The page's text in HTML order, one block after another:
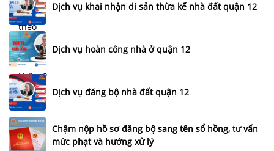
Dịch vụ khai nhận di sản thừa kế nhà đất quận 12
Dịch vụ hoàn công nhà ở quận 12
Dịch vụ đăng bộ nhà đất quận 12
Chậm nộp hồ sơ đăng bộ sang tên sổ hồng, tư vấn
mức phạt và hướng xử lý